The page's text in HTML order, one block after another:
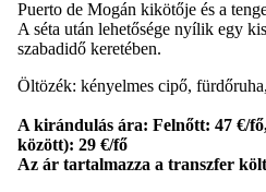
Puerto de Mogán kikötője és a
A séta után lehetősége nyílik egy
szabadidő keretében.
Öltözék: kényelmes cipő,
A kirándulás ára: Felnőtt: 47 €/
között): 29 €/fő
Az ár tartalmazza a transzfer